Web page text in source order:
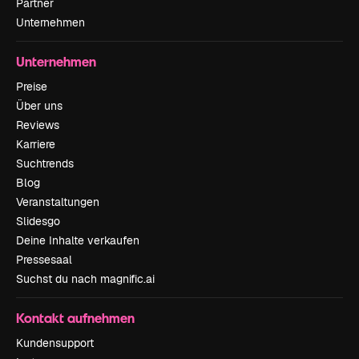
Partner
Unternehmen
Unternehmen
Preise
Über uns
Reviews
Karriere
Suchtrends
Blog
Veranstaltungen
Slidesgo
Deine Inhalte verkaufen
Pressesaal
Suchst du nach magnific.ai
Kontakt aufnehmen
Kundensupport